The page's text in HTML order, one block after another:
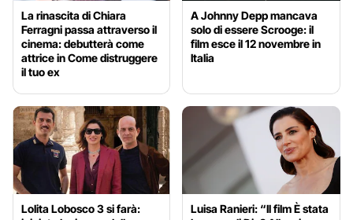
La rinascita di Chiara
Ferragni passa attraverso il
cinema: debutterà come
attrice in Come distruggere
il tuo ex
A Johnny Depp mancava
solo di essere Scrooge: il
film esce il 12 novembre in
Italia
Lolita Lobosco 3 si farà:
Luisa Ranieri: “Il film È stata